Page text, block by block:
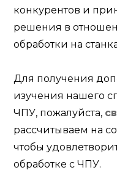
конкурентов и
решения в
обработки на
Для получения
изучения нашего
ЧПУ, пожалуйста,
рассчитываем на
чтобы
обработке с ЧПУ.